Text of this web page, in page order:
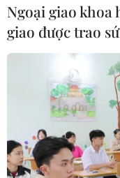
Cố vấn Hàn
Ngoại giao khoa
giao được trao